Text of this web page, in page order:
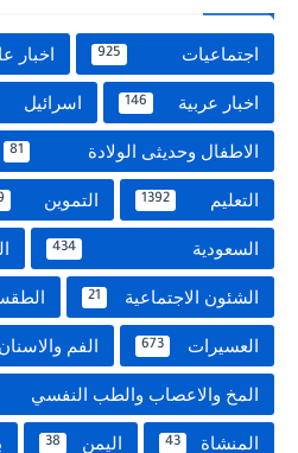
اجتماعيات 925 اخبار
اخبار عربية 146 اسرائيل
الاطفال وحديثى الولادة 81
التعليم 1392 التموين
السعودية 434
الشئون الاجتماعية 21
العسيرات 673 الفم والاسنان
المخ والاعصاب والطب النفسي
المنشاة 43 اليمن 38